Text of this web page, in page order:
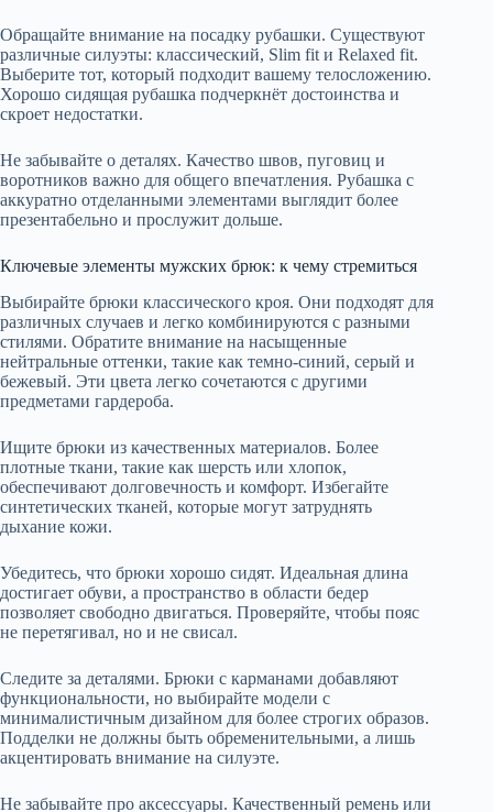
Обращайте внимание на посадку рубашки. Существуют
различные силуэты: классический, Slim fit и Relaxed fit.
Выберите тот, который подходит вашему телосложению.
Хорошо сидящая рубашка подчеркнёт достоинства и
скроет недостатки.
Не забывайте о деталях. Качество швов, пуговиц и
воротников важно для общего впечатления. Рубашка с
аккуратно отделанными элементами выглядит более
презентабельно и прослужит дольше.
Ключевые элементы мужских брюк: к чему стремиться
Выбирайте брюки классического кроя. Они подходят для
различных случаев и легко комбинируются с разными
стилями. Обратите внимание на насыщенные
нейтральные оттенки, такие как темно-синий, серый и
бежевый. Эти цвета легко сочетаются с другими
предметами гардероба.
Ищите брюки из качественных материалов. Более
плотные ткани, такие как шерсть или хлопок,
обеспечивают долговечность и комфорт. Избегайте
синтетических тканей, которые могут затруднять
дыхание кожи.
Убедитесь, что брюки хорошо сидят. Идеальная длина
достигает обуви, а пространство в области бедер
позволяет свободно двигаться. Проверяйте, чтобы пояс
не перетягивал, но и не свисал.
Следите за деталями. Брюки с карманами добавляют
функциональности, но выбирайте модели с
минималистичным дизайном для более строгих образов.
Подделки не должны быть обременительными, а лишь
акцентировать внимание на силуэте.
Не забывайте про аксессуары. Качественный ремень или